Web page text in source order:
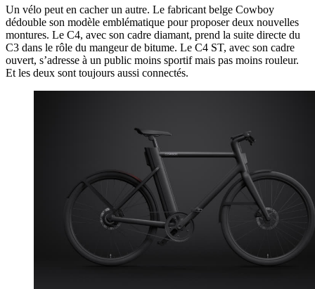
Un vélo peut en cacher un autre. Le fabricant belge Cowboy
dédouble son modèle emblématique pour proposer deux nouvelles
montures. Le C4, avec son cadre diamant, prend la suite directe du
C3 dans le rôle du mangeur de bitume. Le C4 ST, avec son cadre
ouvert, s’adresse à un public moins sportif mais pas moins rouleur.
Et les deux sont toujours aussi connectés.